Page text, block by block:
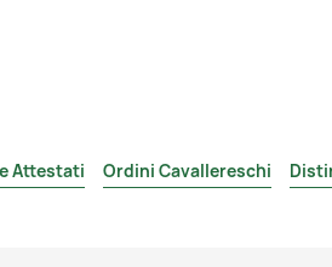
Attestati Ordini Cavallereschi